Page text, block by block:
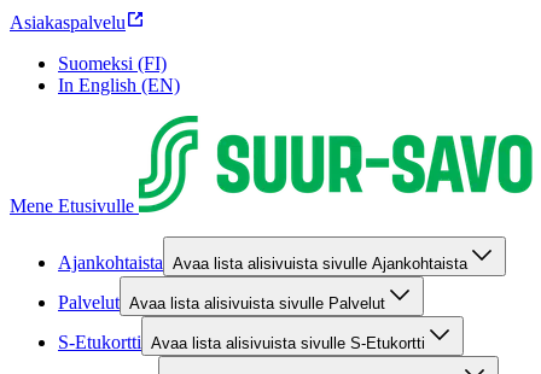
Asiakaspalvelu
Suomeksi (FI)
In English (EN)
Mene Etusivulle
Ajankohtaista Avaa lista alisivuista sivulle Ajankohtaista
Palvelut Avaa lista alisivuista sivulle Palvelut
S-Etukortti Avaa lista alisivuista sivulle S-Etukortti